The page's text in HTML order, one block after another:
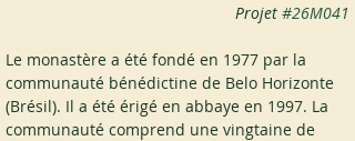
Projet #26M041
Le monastère a été fondé en 1977 par la
communauté bénédictine de Belo Horizonte
(Brésil). Il a été érigé en abbaye en 1997. La
communauté comprend une vingtaine de